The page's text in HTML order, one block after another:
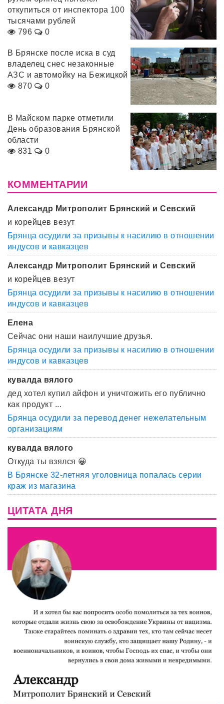
откупиться от инспектора 100
тысячами рублей
796
0
В Брянске после иска в суд
владелец снес незаконные
АЗС и автомойку на Бежицкой
870
0
В Майском парке отметили
День образования Брянской
области
831
0
КОММЕНТАРИИ
Александр Митрополит Брянский и Севский
и корейцев везут
Брянца осудили за призывы к насилию в отношении
индусов и кавказцев
Александр Митрополит Брянский и Севский
и корейцев везут
Брянца осудили за призывы к насилию в отношении
индусов и кавказцев
Елена
Сейчас они наши наилучшие друзья.
Брянца осудили за призывы к насилию в отношении
индусов и кавказцев
кувалда вялого
дед хотел купил айфон и уничтожить его публично
как продукт ...
Брянца осудили за перевод денег нежелательным
организациям
кувалда вялого
Откуда ты взялся 😀
В Брянске 32-летняя уголовница попалась серии
краж из магазина
ЦИТАТА ДНЯ